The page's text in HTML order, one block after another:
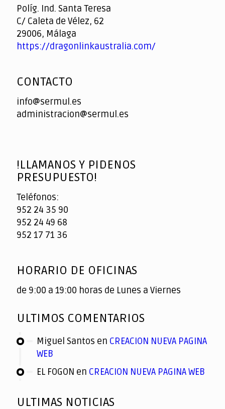
Políg. Ind. Santa Teresa
C/ Caleta de Vélez, 62
29006, Málaga
https://dragonlinkaustralia.com/
CONTACTO
info@sermul.es
administracion@sermul.es
!LLAMANOS Y PIDENOS
PRESUPUESTO!
Teléfonos:
952 24 35 90
952 24 49 68
952 17 71 36
HORARIO DE OFICINAS
de 9:00 a 19:00 horas de Lunes a Viernes
ULTIMOS COMENTARIOS
Miguel Santos en CREACION NUEVA PAGINA
WEB
EL FOGON en CREACION NUEVA PAGINA WEB
ULTIMAS NOTICIAS